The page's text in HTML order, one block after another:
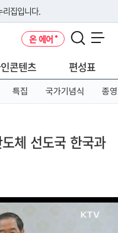
리집입니다.
사용하고 있다면 아래 URL에
온 에어
콘텐츠 편성표
특집 국가기념식 종영
체 선도국 한국과